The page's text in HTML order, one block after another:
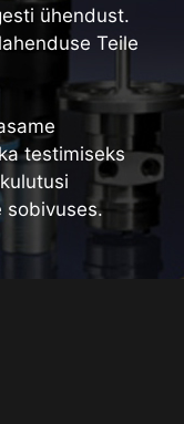
ühendust.
Teile
testimiseks
sobivuses.